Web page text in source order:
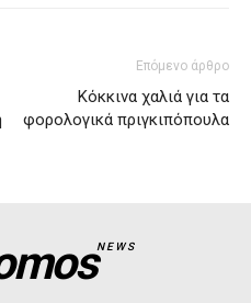
Επόμενο άρθρο
Κόκκινα χαλιά για τα
φορολογικά πριγκιπόπουλα
NEWS